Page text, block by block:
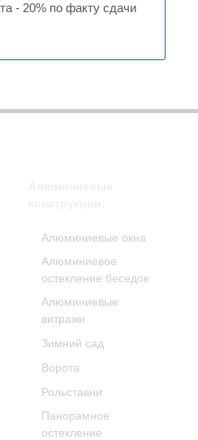
- 20% по факту сдачи
Алюминиевые окна
Алюминиевое
остекление беседок
Алюминиевые
витражи
Зимний сад
Ворота
Рольставни
Панорамное
остекление